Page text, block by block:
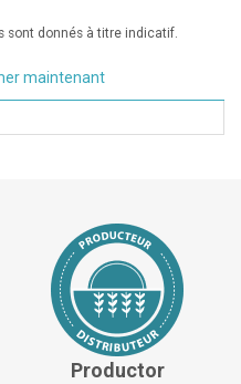
sont donnés à titre indicatif.
maintenant
Productor